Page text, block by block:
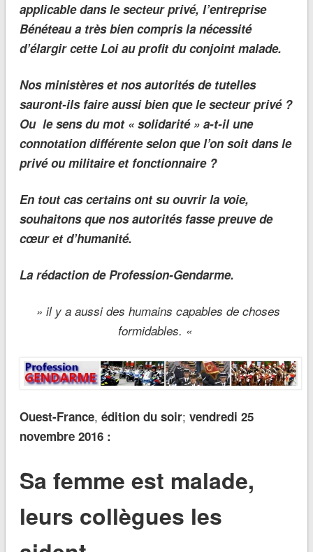
applicable dans le secteur privé, l’entreprise
Bénéteau a très bien compris la nécessité
d’élargir cette Loi au profit du conjoint malade.
Nos ministères et nos autorités de tutelles
sauront-ils faire aussi bien que le secteur privé ?
Ou le sens du mot « solidarité » a-t-il une
connotation différente selon que l’on soit dans le
privé ou militaire et fonctionnaire ?
En tout cas certains ont su ouvrir la voie,
souhaitons que nos autorités fasse preuve de
cœur et d’humanité.
La rédaction de Profession-Gendarme.
» il y a aussi des humains capables de choses
formidables. «
Ouest-France, édition du soir; vendredi 25
novembre 2016 :
Sa femme est malade,
leurs collègues les